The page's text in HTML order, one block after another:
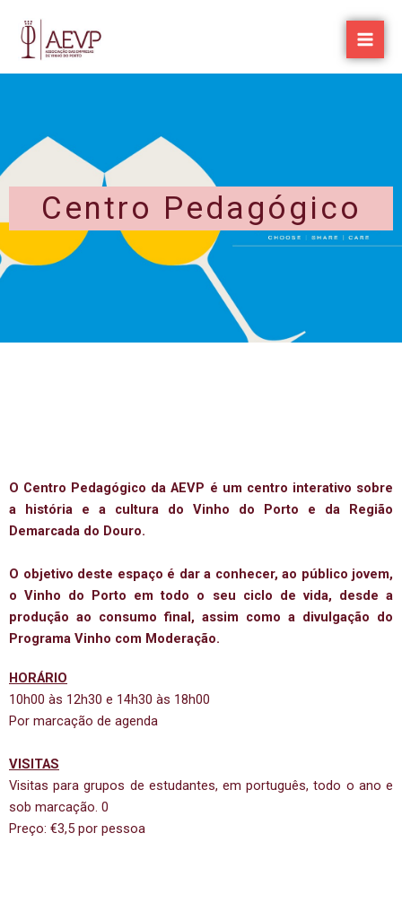
content
Centro Pedagógico
O Centro Pedagógico da AEVP é um centro interativo sobre
a história e a cultura do Vinho do Porto e da Região
Demarcada do Douro.
O objetivo deste espaço é dar a conhecer, ao público jovem,
o Vinho do Porto em todo o seu ciclo de vida, desde a
produção ao consumo final, assim como a divulgação do
Programa Vinho com Moderação.
HORÁRIO
10h00 às 12h30 e 14h30 às 18h00
Por marcação de agenda
VISITAS
Visitas para grupos de estudantes, em português, todo o ano e
sob marcação. 0
Preço: €3,5 por pessoa